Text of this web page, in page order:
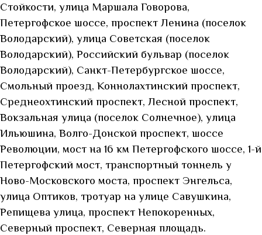
Стойкости, улица Маршала Говорова,
Петергофское шоссе, проспект Ленина (поселок
Володарский), улица Советская (поселок
Володарский), Российский бульвар (поселок
Володарский), Санкт-Петербургское шоссе,
Смольный проезд, Коннолахтинский проспект,
Среднеохтинский проспект, Лесной проспект,
Вокзальная улица (поселок Солнечное), улица
Ильюшина, Волго-Донской проспект, шоссе
Революции, мост на 16 км Петергофского шоссе, 1-й
Петергофский мост, транспортный тоннель у
Ново-Московского моста, проспект Энгельса,
улица Оптиков, тротуар на улице Савушкина,
Репищева улица, проспект Непокоренных,
Северный проспект, Северная площадь.